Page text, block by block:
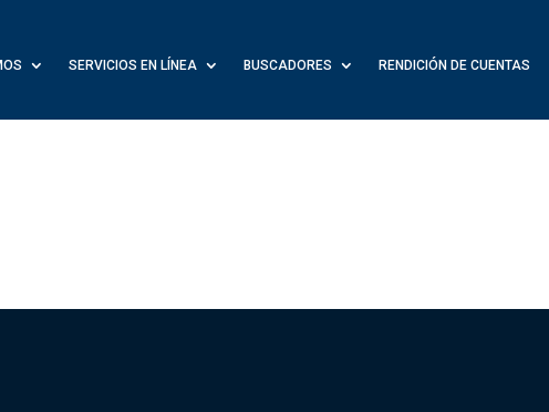
SERVICIOS EN LÍNEA BUSCADORES RENDICIÓN DE CUENTAS